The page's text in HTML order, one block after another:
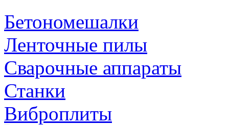
Бетономешалки
Ленточные пилы
Сварочные аппараты
Станки
Виброплиты